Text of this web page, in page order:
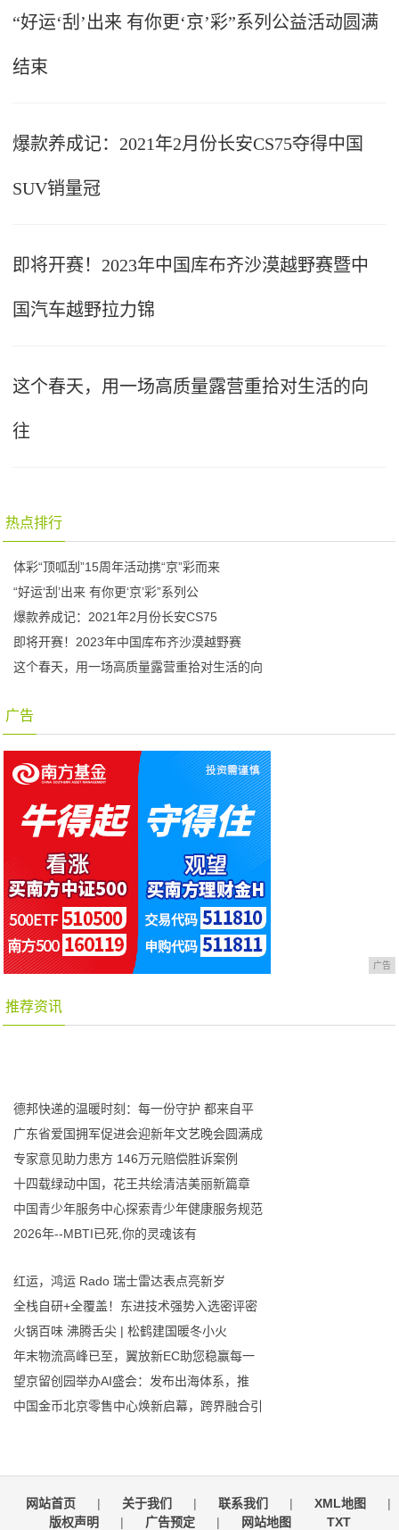
“好运‘刮’出来 有你更‘京’彩”系列公益活动圆满
结束
爆款养成记：2021年2月份长安CS75夺得中国
SUV销量冠
即将开赛！2023年中国库布齐沙漠越野赛暨中
国汽车越野拉力锦
这个春天，用一场高质量露营重拾对生活的向
往
热点排行
体彩“顶呱刮”15周年活动携“京”彩而来
“好运‘刮’出来 有你更‘京’彩”系列公
爆款养成记：2021年2月份长安CS75
即将开赛！2023年中国库布齐沙漠越野赛
这个春天，用一场高质量露营重拾对生活的向
广告
广告
推荐资讯
德邦快递的温暖时刻：每一份守护 都来自平
广东省爱国拥军促进会迎新年文艺晚会圆满成
专家意见助力患方 146万元赔偿胜诉案例
十四载绿动中国，花王共绘清洁美丽新篇章
中国青少年服务中心探索青少年健康服务规范
2026年--MBTI已死,你的灵魂该有
红运，鸿运 Rado 瑞士雷达表点亮新岁
全栈自研+全覆盖！东进技术强势入选密评密
火锅百味 沸腾舌尖 | 松鹤建国暖冬小火
年末物流高峰已至，翼放新EC助您稳赢每一
望京留创园举办AI盛会：发布出海体系，推
中国金币北京零售中心焕新启幕，跨界融合引
网站首页 | 关于我们 | 联系我们 | XML地图
|
版权声明
| 广告预定 | 网站地图 TXT